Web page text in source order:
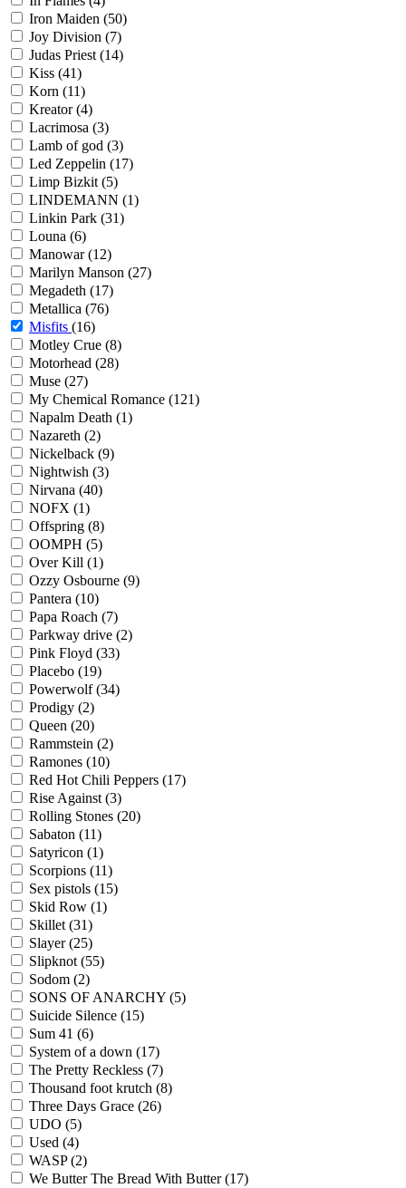
Iron Maiden (50)
Joy Division (7)
Judas Priest(14)
Kiss (41)
Korn (11)
Kreator(4)
Lacrimosa (3)
Lamb of god (3)
Led Zeppelin (17)
Limp Bizkit(5)
LINDEMANN (1)
Linkin Park (31)
Louna (6)
Manowar(12)
Marilyn Manson (27)
Megadeth (17)
Metallica (76)
Misfits (16)
Motley Crue (8)
Motorhead (28)
Muse (27)
My Chemical Romance (121)
Napalm Death (1)
Nazareth (2)
Nickelback (9)
Nightwish (3)
Nirvana (40)
NOFX (1)
Offspring (8)
OOMPH (5)
Over Kill (1)
Ozzy Osbourne (9)
Pantera (10)
Papa Roach (7)
Parkway drive (2)
Pink Floyd (33)
Placebo (19)
Powerwolf(34)
Prodigy (2)
Queen (20)
Rammstein (2)
Ramones (10)
Red Hot Chili Peppers (17)
Rise Against(3)
Rolling Stones (20)
Sabaton (11)
Satyricon (1)
Scorpions (11)
Sex pistols (15)
Skid Row (1)
Skillet(31)
Slayer(25)
Slipknot(55)
Sodom (2)
SONS OF ANARCHY (5)
Suicide Silence (15)
Sum 41 (6)
System of a down (17)
The Pretty Reckless (7)
Thousand foot krutch (8)
Three Days Grace (26)
UDO (5)
Used (4)
WASP(2)
We Butter The Bread With Butter(17)